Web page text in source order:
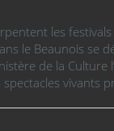
les
le Beaunois se
de la Culture
vivants